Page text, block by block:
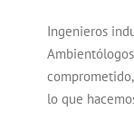
Ingenieros
lo que